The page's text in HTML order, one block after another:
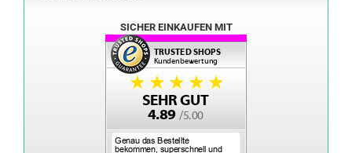
SICHER EINKAUFEN MIT